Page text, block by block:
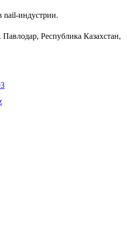
nail-индустрии.
Республика Казахстан,